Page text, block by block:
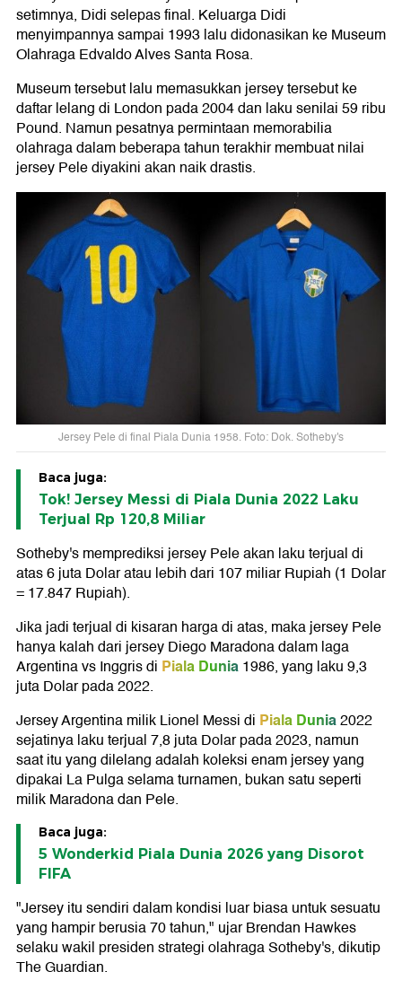
setimnya, Didi selepas final. Keluarga Didi
menyimpannya sampai 1993 lalu didonasikan ke Museum
Olahraga Edvaldo Alves Santa Rosa.
Museum tersebut lalu memasukkan jersey tersebut ke
daftar lelang di London pada 2004 dan laku senilai 59 ribu
Pound. Namun pesatnya permintaan memorabilia
olahraga dalam beberapa tahun terakhir membuat nilai
jersey Pele diyakini akan naik drastis.
Jersey Pele di final Piala Dunia 1958. Foto: Dok. Sotheby's
Baca juga:
Tok! Jersey Messi di Piala Dunia 2022 Laku
Terjual Rp 120,8 Miliar
Sotheby's memprediksi jersey Pele akan laku terjual di
atas 6 juta Dolar atau lebih dari 107 miliar Rupiah (1 Dolar
= 17.847 Rupiah).
Jika jadi terjual di kisaran harga di atas, maka jersey Pele
hanya kalah dari jersey Diego Maradona dalam laga
Argentina vs Inggris di Piala Dunia1986, yang laku 9,3
juta Dolar pada 2022.
Jersey Argentina milik Lionel Messi di Piala Dunia2022
sejatinya laku terjual 7,8 juta Dolar pada 2023, namun
saat itu yang dilelang adalah koleksi enam jersey yang
dipakai La Pulga selama turnamen, bukan satu seperti
milik Maradona dan Pele.
Baca juga:
5 Wonderkid Piala Dunia 2026 yang Disorot
FIFA
"Jersey itu sendiri dalam kondisi luar biasa untuk sesuatu
yang hampir berusia 70 tahun," ujar Brendan Hawkes
selaku wakil presiden strategi olahraga Sotheby's, dikutip
The Guardian.